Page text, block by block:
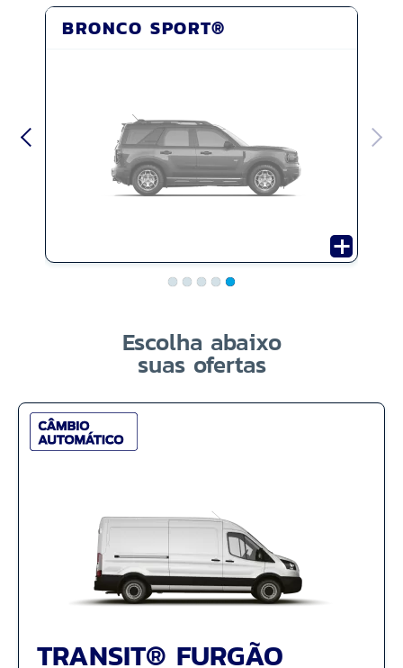
BRONCO SPORT®
Escolha abaixo
suas ofertas
TRANSIT® FURGÃO